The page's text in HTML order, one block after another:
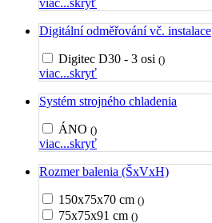
viac...skryť
Digitální odměřování vč. instalace
Digitec D30 - 3 osi ()
viac...skryť
Systém strojného chladenia
ÁNO ()
viac...skryť
Rozmer balenia (ŠxVxH)
150x75x70 cm ()
75x75x91 cm ()